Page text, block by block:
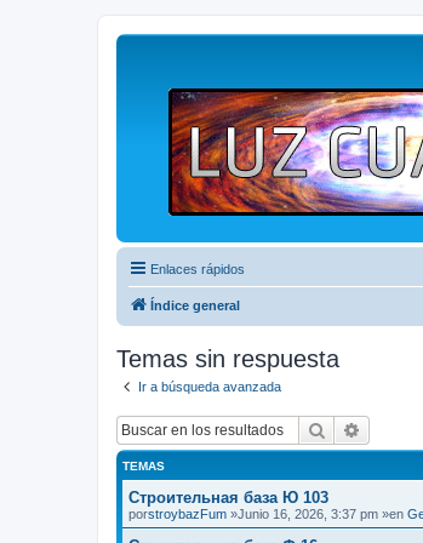
Enlaces rápidos
Índice general
Temas sin respuesta
Ir a búsqueda avanzada
Buscar
TEMAS
Строительная база Ю 103
porstroybazFum »Junio 16, 2026, 3:37 pm »en